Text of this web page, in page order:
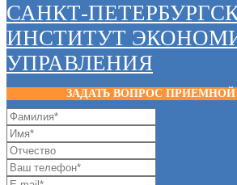
САНКТ-
ИНСТИТУТ
УПРАВЛЕНИЯ
ЗАДАТЬ ВОПРОС